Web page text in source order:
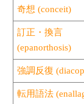
奇想 (conceit)
訂正・換言
(epanorthosis)
強調反復
転用語法